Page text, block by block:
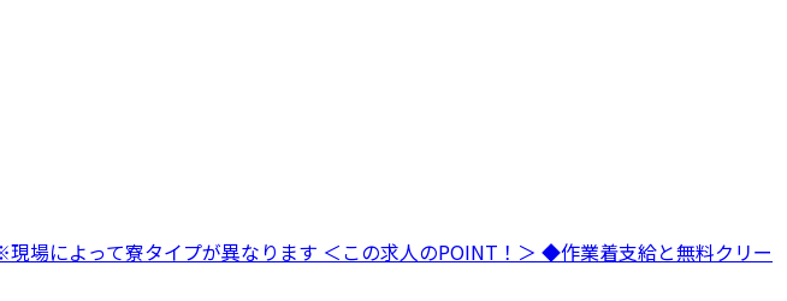
場によって寮タイプが異なります ＜この求人のPOINT！＞ ◆作業着支給と無料クリー